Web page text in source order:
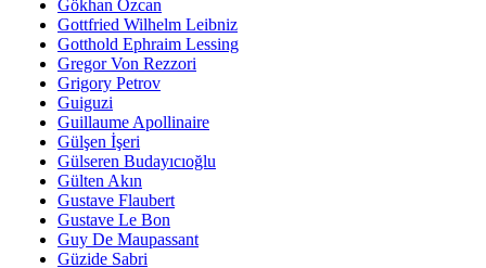
Gökhan Özcan
Gottfried Wilhelm Leibniz
Gotthold Ephraim Lessing
Gregor Von Rezzori
Grigory Petrov
Guiguzi
Guillaume Apollinaire
Gülşen İşeri
Gülseren Budayıcıoğlu
Gülten Akın
Gustave Flaubert
Gustave Le Bon
Guy De Maupassant
Güzide Sabri